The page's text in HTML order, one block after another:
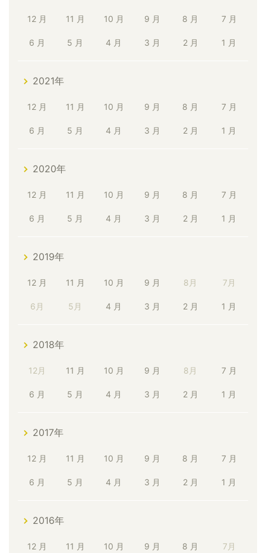
12 月 11 月 10 月 9 月 8 月 7 月
6 月 5 月 4 月 3 月 2 月 1 月
2021年
12 月 11 月 10 月 9 月 8 月 7 月
6 月 5 月 4 月 3 月 2 月 1 月
2020年
12 月 11 月 10 月 9 月 8 月 7 月
6 月 5 月 4 月 3 月 2 月 1 月
2019年
12 月 11 月 10 月 9 月 8月 7月
6月 5月 4 月 3 月 2 月 1 月
2018年
12月 11 月 10 月 9 月 8月 7 月
6 月 5 月 4 月 3 月 2 月 1 月
2017年
12 月 11 月 10 月 9 月 8 月 7 月
6 月 5 月 4 月 3 月 2 月 1 月
2016年
12 月 11 月 10 月 9 月 8 月 7月